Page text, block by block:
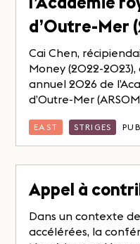
d’Outre-Mer
Cai Chen,
Money (2022-
annuel 2026 de
d’Outre-Mer
EAST STRIGES
Appel à
Dans un contexte
accélérées, la